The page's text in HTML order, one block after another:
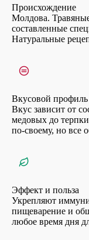
Происхождение
Молдова.
составленные
Натуральные
Вкусовой профиль
Вкус зависит от
медовых до
по-своему, но все
Эффект и польза
Укрепляют
пищеварение и
любое время дня